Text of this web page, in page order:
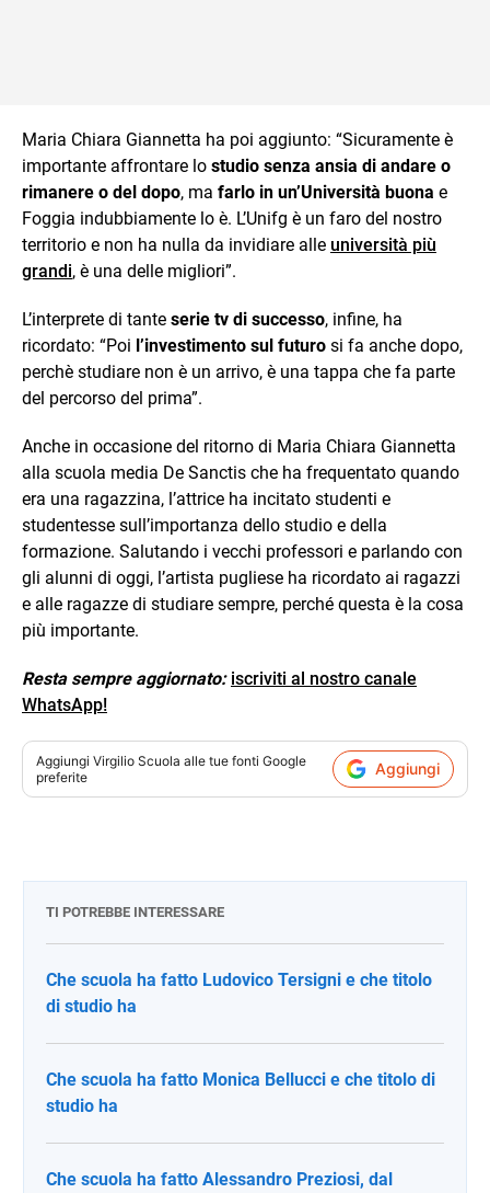
Maria Chiara Giannetta ha poi aggiunto: “Sicuramente è
importante affrontare lo studio senza ansia di andare o
rimanere o del dopo, ma farlo in un’Università buona e
Foggia indubbiamente lo è. L’Unifg è un faro del nostro
territorio e non ha nulla da invidiare alle università più
grandi, è una delle migliori”.
L’interprete di tante serie tv di successo, infine, ha
ricordato: “Poi l’investimento sul futuro si fa anche dopo,
perchè studiare non è un arrivo, è una tappa che fa parte
del percorso del prima”.
Anche in occasione del ritorno di Maria Chiara Giannetta
alla scuola media De Sanctis che ha frequentato quando
era una ragazzina, l’attrice ha incitato studenti e
studentesse sull’importanza dello studio e della
formazione. Salutando i vecchi professori e parlando con
gli alunni di oggi, l’artista pugliese ha ricordato ai ragazzi
e alle ragazze di studiare sempre, perché questa è la cosa
più importante.
Resta sempre aggiornato: iscriviti al nostro canale
WhatsApp!
Aggiungi Virgilio Scuola alle tue fonti Google
preferite
Aggiungi
TI POTREBBE INTERESSARE
Che scuola ha fatto Ludovico Tersigni e che titolo
di studio ha
Che scuola ha fatto Monica Bellucci e che titolo di
studio ha
Che scuola ha fatto Alessandro Preziosi, dal